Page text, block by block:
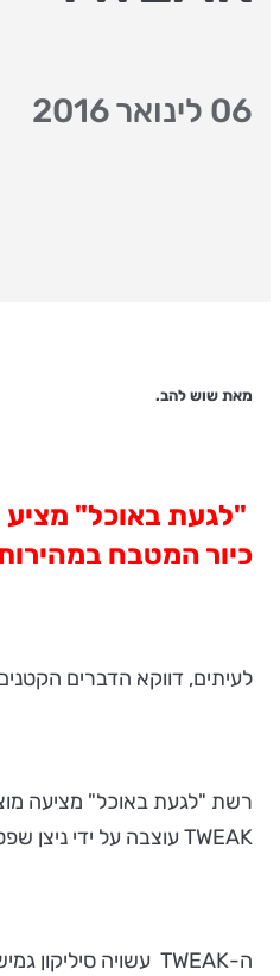
06 לינואר 2016
מאת שוש להב.
כיור המטבח
לעיתים, דווקא הדברים
TWEAK עוצבה על ידי ניצן שפט ואביב רוזנפלד, בוגרי המחלקה לעיצוב תעשייתי בשנקר.